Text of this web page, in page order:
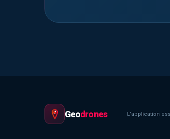
Geodrones L’application